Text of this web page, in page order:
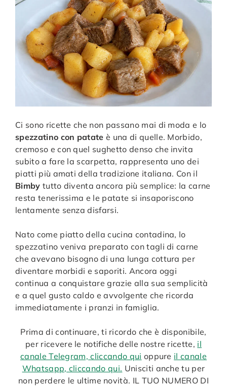
Ci sono ricette che non passano mai di moda e lo
spezzatino con patate è una di quelle. Morbido,
cremoso e con quel sughetto denso che invita
subito a fare la scarpetta, rappresenta uno dei
piatti più amati della tradizione italiana. Con il
Bimby tutto diventa ancora più semplice: la carne
resta tenerissima e le patate si insaporiscono
lentamente senza disfarsi.
Nato come piatto della cucina contadina, lo
spezzatino veniva preparato con tagli di carne
che avevano bisogno di una lunga cottura per
diventare morbidi e saporiti. Ancora oggi
continua a conquistare grazie alla sua semplicità
e a quel gusto caldo e avvolgente che ricorda
immediatamente i pranzi in famiglia.
Prima di continuare, ti ricordo che è disponibile,
per ricevere le notifiche delle nostre ricette, il
canale Telegram, cliccando qui oppure il canale
Whatsapp, cliccando qui. Unisciti anche tu per
non perdere le ultime novità. IL TUO NUMERO DI